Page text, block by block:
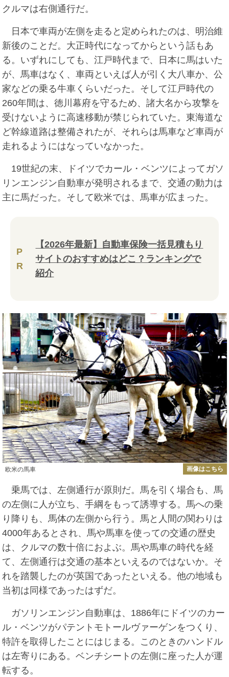
クルマは右側通行だ。
日本で車両が左側を走ると定められたのは、明治維
新後のことだ。大正時代になってからという話もあ
る。いずれにしても、江戸時代まで、日本に馬はいた
が、馬車はなく、車両といえば人が引く大八車か、公
家などの乗る牛車くらいだった。そして江戸時代の
260年間は、徳川幕府を守るため、諸大名から攻撃を
受けないように高速移動が禁じられていた。東海道な
ど幹線道路は整備されたが、それらは馬車など車両が
走れるようにはなっていなかった。
19世紀の末、ドイツでカール・ベンツによってガソ
リンエンジン自動車が発明されるまで、交通の動力は
主に馬だった。そして欧米では、馬車が広まった。
P
R
【2026年最新】自動車保険一括見積もり
サイトのおすすめはどこ？ランキングで
紹介
欧米の馬車 画像はこちら
乗馬では、左側通行が原則だ。馬を引く場合も、馬
の左側に人が立ち、手綱をもって誘導する。馬への乗
り降りも、馬体の左側から行う。馬と人間の関わりは
4000年あるとされ、馬や馬車を使っての交通の歴史
は、クルマの数十倍におよぶ。馬や馬車の時代を経
て、左側通行は交通の基本といえるのではないか。そ
れを踏襲したのが英国であったといえる。他の地域も
当初は同様であったはずだ。
ガソリンエンジン自動車は、1886年にドイツのカー
ル・ベンツがパテントモトールヴァーゲンをつくり、
特許を取得したことにはじまる。このときのハンドル
は左寄りにある。ベンチシートの左側に座った人が運
転する。